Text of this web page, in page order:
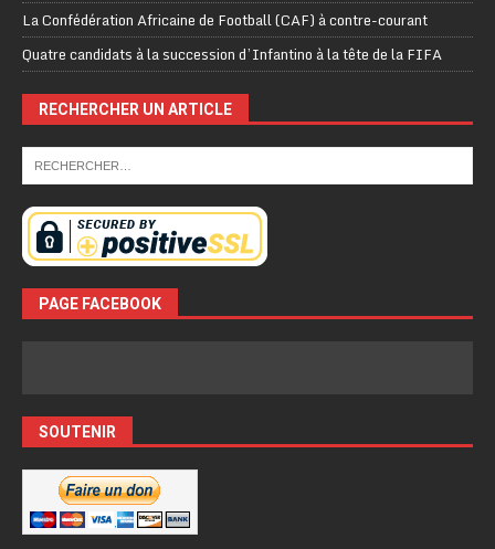
La Confédération Africaine de Football (CAF) à contre-courant
Quatre candidats à la succession d’Infantino à la tête de la FIFA
RECHERCHER UN ARTICLE
PAGE FACEBOOK
SOUTENIR